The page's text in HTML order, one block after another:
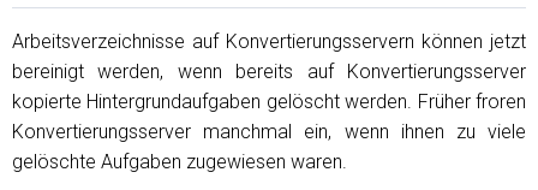
Arbeitsverzeichnisse auf Konvertierungsservern können jetzt
bereinigt werden, wenn bereits auf Konvertierungsserver
kopierte Hintergrundaufgaben gelöscht werden. Früher froren
Konvertierungsserver manchmal ein, wenn ihnen zu viele
gelöschte Aufgaben zugewiesen waren.